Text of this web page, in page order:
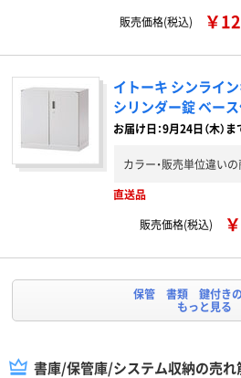
販売価格(税込)
￥
イトーキ シンライ
シリンダー錠 ベー
お届け日：9月24日（木）ま
カラー・販売単位違い
直送品
販売価格(税込)
保管 書類 鍵付き
もっと見る
書庫/保管庫/システム収納の売れ